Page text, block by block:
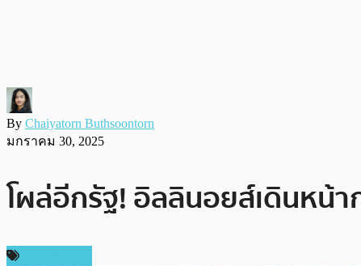
By Chaiyatorn Buthsoontorn
มกราคม 30, 2025
โผล่อีกรัฐ! อิลลินอยส์เดินหน้